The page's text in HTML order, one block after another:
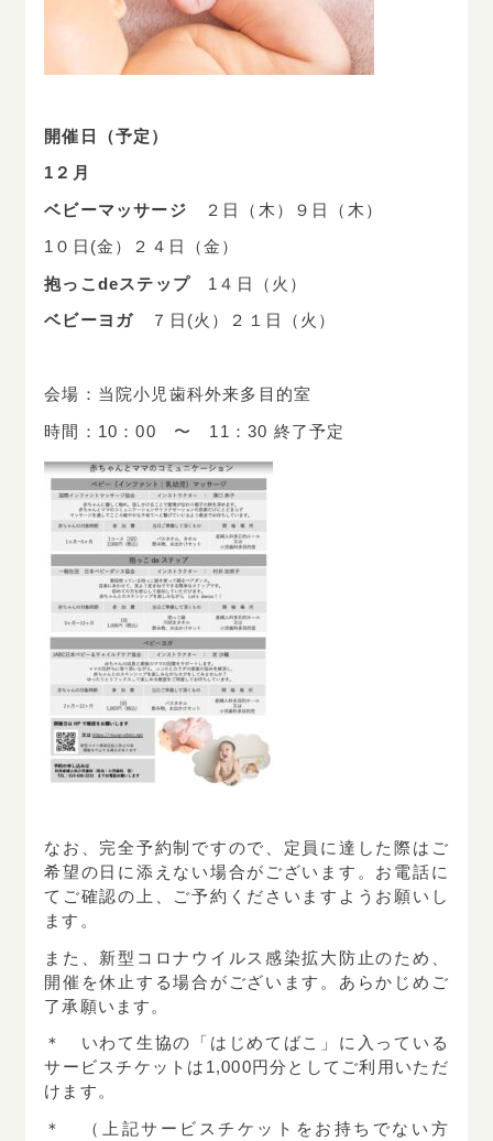
開催日（予定）
1２月
ベビーマッサージ
２日（木）９日（木）
1０日(金）２４日（金）
抱っこdeステップ 1４日（火）
ベビーヨガ ７日(火）２１日（火）
会場：当院小児歯科外来多目的室
時間：10：00 〜 11：30 終了予定
なお、完全予約制ですので、定員に達した際はご
希望の日に添えない場合がございます。お電話に
てご確認の上、ご予約くださいますようお願いし
ます。
また、新型コロナウイルス感染拡大防止のため、
開催を休止する場合がございます。あらかじめご
了承願います。
＊ いわて生協の「はじめてばこ」に入っている
サービスチケットは1,000円分としてご利用いただ
けます。
＊ （上記サービスチケットをお持ちでない方